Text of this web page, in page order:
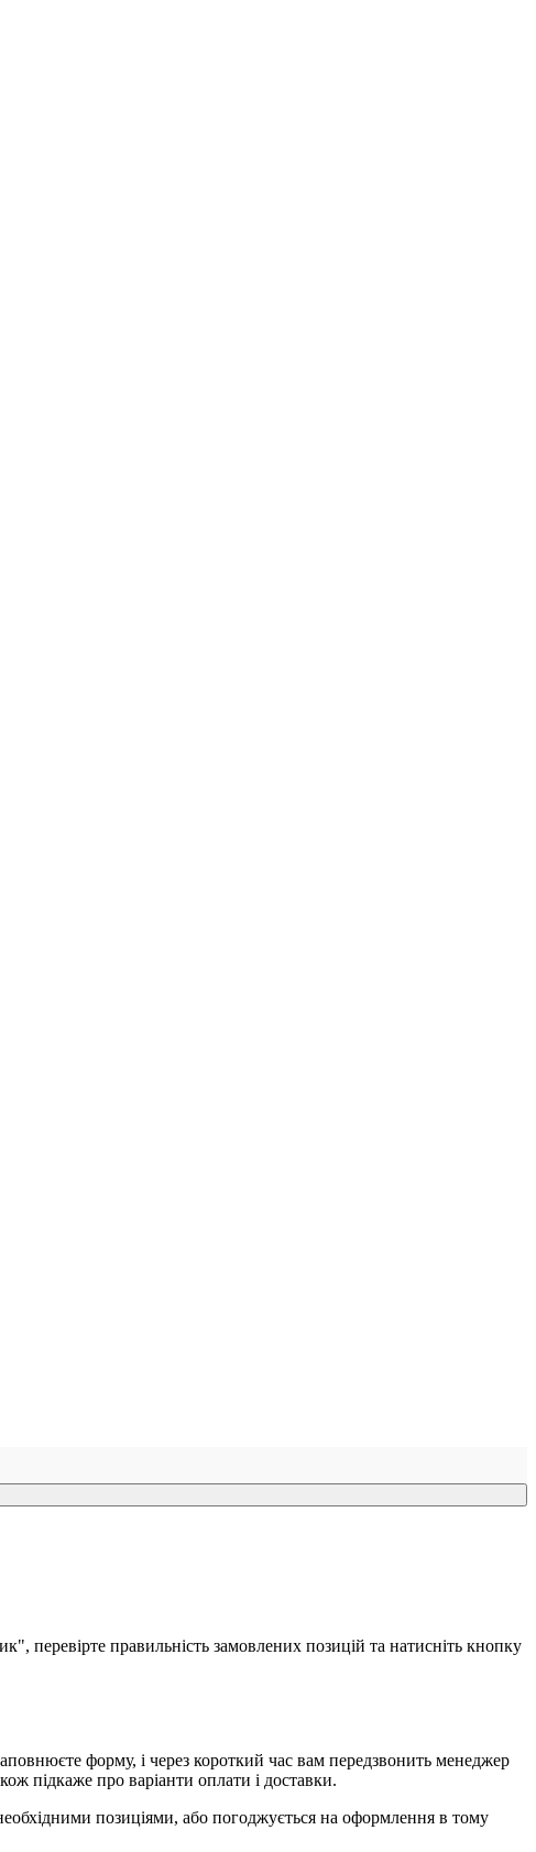
перевірте правильність замовлених позицій та натисніть кнопку
форму, і через короткий час вам передзвонить менеджер
підкаже про варіанти оплати і доставки.
позиціями, або погоджується на оформлення в тому